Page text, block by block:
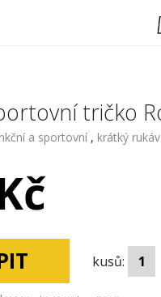
tričko
a sportovní , krátký rukáv
kusů: